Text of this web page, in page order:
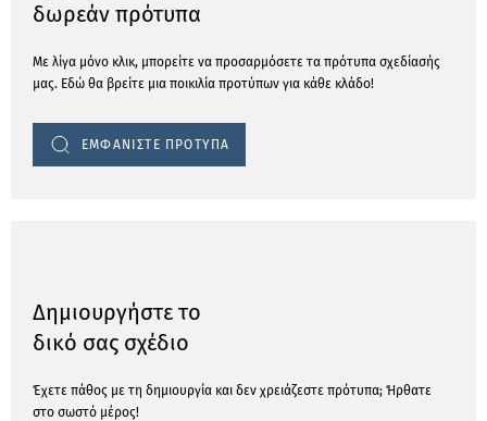
δωρεάν πρότυπα
Με λίγα μόνο κλικ, μπορείτε να προσαρμόσετε τα πρότυπα σχεδίασής
μας. Εδώ θα βρείτε μια ποικιλία προτύπων για κάθε κλάδο!
ΕΜΦΑΝΙΣΤΕ ΠΡΟΤΥΠΑ
Δημιουργήστε το
δικό σας σχέδιο
Έχετε πάθος με τη δημιουργία και δεν χρειάζεστε πρότυπα; Ήρθατε
στο σωστό μέρος!